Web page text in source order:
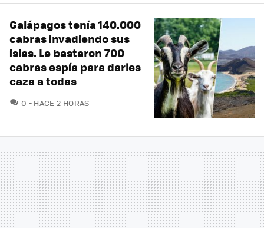
Galápagos tenía 140.000
cabras invadiendo sus
islas. Le bastaron 700
cabras espía para darles
caza a todas
0 COMENTARIOS
HACE 2 HORAS